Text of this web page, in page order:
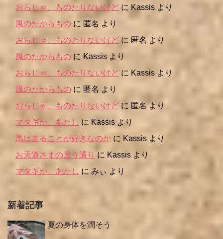
おらじゃ、ものたりないけど に Kassis より
風のたからもの に 匿名 より
おらじゃ、ものたりないけど に 匿名 より
風のたからもの に Kassis より
おらじゃ、ものたりないけど に Kassis より
風のたからもの に 匿名 より
おらじゃ、ものたりないけど に 匿名より
マタギか、あたし に Kassis より
馬は走ることが好きなのか に Kassis より
お天道さまの言う通り に Kassis より
マタギか、あたし に みぃ より
新着記事
夏の身体を潤そう